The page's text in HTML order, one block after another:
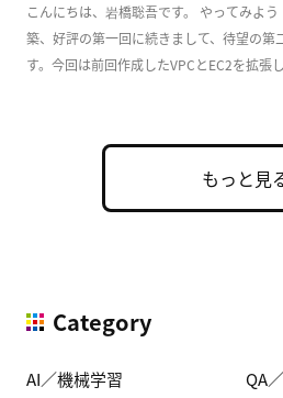
こんにちは、岩橋聡吾です。 やってみよ
築、好評の第一回に続きまして、待望の第
す。今回は前回作成したVPCとEC2を拡張
もっと見
Category
AI／機械学習 QA